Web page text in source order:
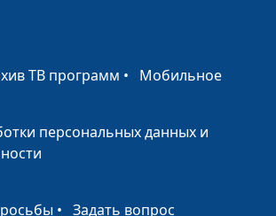
магистр теологии
Гунько Леонтий,
Мошкин А..
ТВ программ • Мобильное
персональных данных и
• Задать вопрос